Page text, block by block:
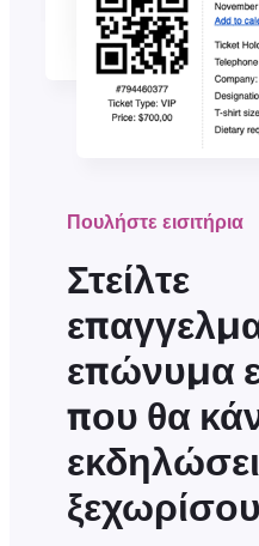
Πουλήστε εισιτήρια
Στείλτε
επώνυμα
που θα